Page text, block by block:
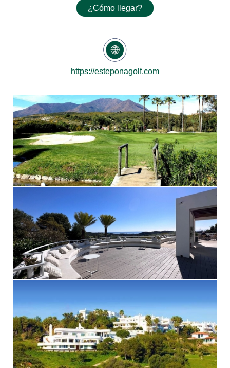
¿Cómo llegar?
https://esteponagolf.com